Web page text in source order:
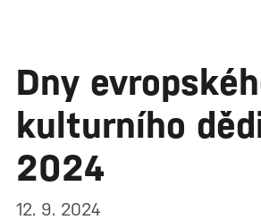
Dny
kulturního
2024
12. 9. 2024